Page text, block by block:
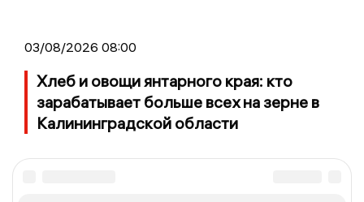
03/08/2026 08:00
Хлеб и овощи янтарного края: кто
зарабатывает больше всех на зерне в
Калининградской области